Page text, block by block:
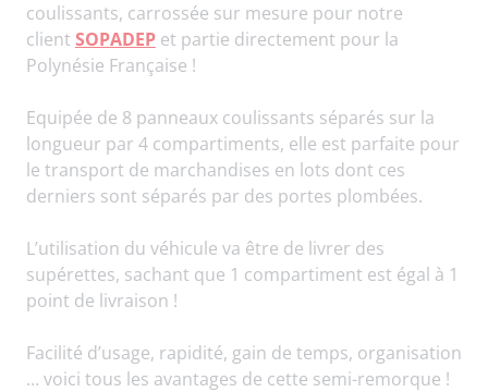
coulissants, carrossée sur mesure pour notre
client SOPADEPet partie directement pour la
Polynésie Française !
Equipée de 8 panneaux coulissants séparés sur la
longueur par 4 compartiments, elle est parfaite pour
le transport de marchandises en lots dont ces
derniers sont séparés par des portes plombées.
L’utilisation du véhicule va être de livrer des
supérettes, sachant que 1 compartiment est égal à 1
point de livraison !
Facilité d’usage, rapidité, gain de temps, organisation
… voici tous les avantages de cette semi-remorque !